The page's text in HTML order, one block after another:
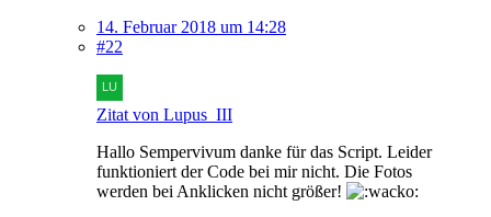
14. Februar 2018 um 14:28
#22
Zitat von Lupus_III
Hallo Sempervivum danke für das Script. Leider
funktioniert der Code bei mir nicht. Die Fotos
werden bei Anklicken nicht größer!